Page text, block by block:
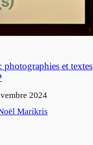
et textes
2024
Marikris